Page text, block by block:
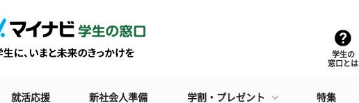
学生の
窓口とは
就活応援 新社会人準備 学割・プレゼント 特集